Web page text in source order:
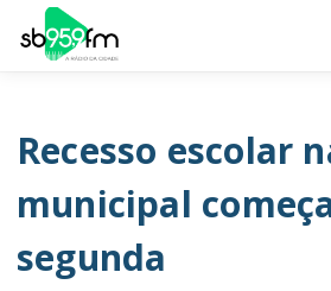
Recesso escolar
municipal
segunda